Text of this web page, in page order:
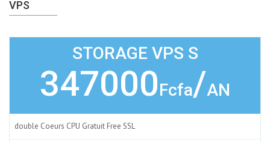
VPS
STORAGE VPS S
347000Fcfa/AN
double Coeurs CPU Gratuit Free SSL